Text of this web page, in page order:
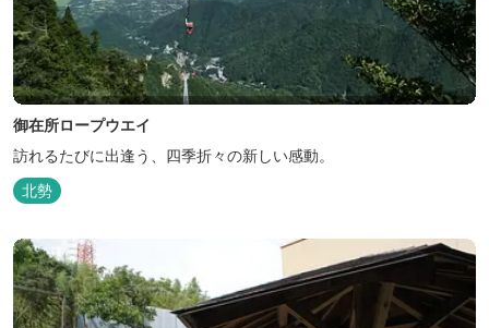
御在所ロープウエイ
訪れるたびに出逢う、四季折々の新しい感動。
北勢